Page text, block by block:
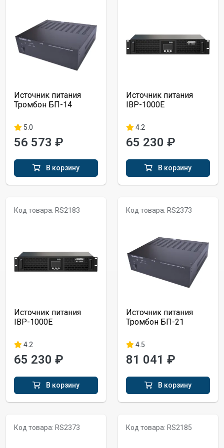
Источник питания
Тромбон БП-14
5.0
56 573 ₽
В корзину
Источник питания
IBP-1000E
4.2
65 230 ₽
В корзину
Код товара: RS2183
Источник питания
IBP-1000E
4.2
65 230 ₽
В корзину
Код товара: RS2373
Источник питания
Тромбон БП-21
4.5
81 041 ₽
В корзину
Код товара: RS2373 Код товара: RS2185